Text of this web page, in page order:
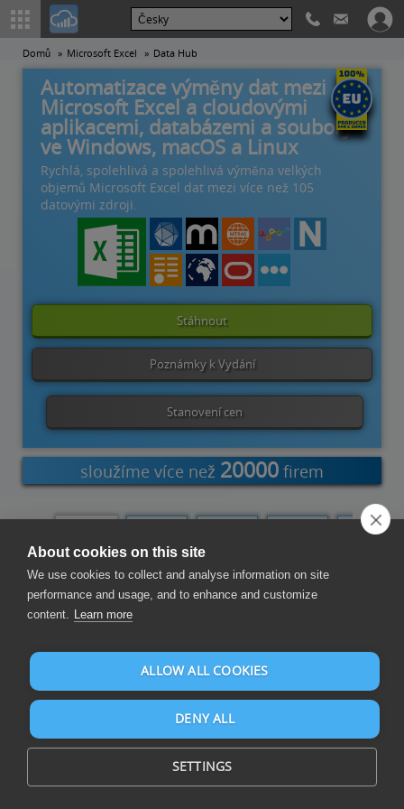
Domů Microsoft Excel Data Hub
Stáhnout
Poznámky k Vydání
Stanovení cen
Automatizace výměny dat mezi
Microsoft Excel a cloudovými
aplikacemi, databázemi a soubory
ve Windows, macOS a Linux
Rychlá, spolehlivá a spolehlivá výměna velkých
objemů Microsoft Excel dat mezi více než 105
datovými zdroji.
sloužíme více než 20000 firem
Query
Data Hub
Data
Automatizovaná a spolehlivá výměna obchodních dat v rámci
About cookies on this site
We use cookies to collect and analyse information on site
performance and usage, and to enhance and customize
content. Learn more
ALLOW ALL COOKIES
DENY ALL
SETTINGS